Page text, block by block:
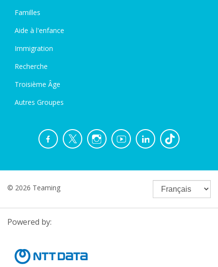
Familles
Aide à l'enfance
Immigration
Recherche
Troisième Âge
Autres Groupes
© 2026 Teaming
Powered by: